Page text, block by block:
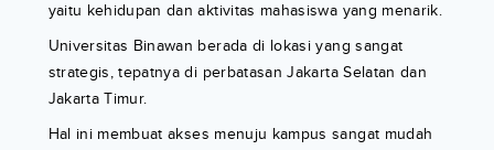
yaitu kehidupan dan aktivitas mahasiswa yang menarik.
Universitas Binawan berada di lokasi yang sangat
strategis, tepatnya di perbatasan Jakarta Selatan dan
Jakarta Timur.
Hal ini membuat akses menuju kampus sangat mudah